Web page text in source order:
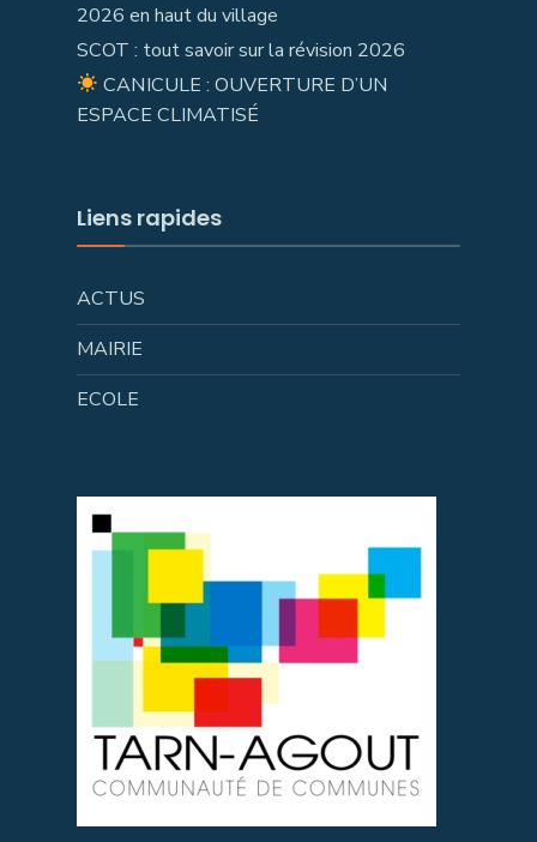
2026 en haut du village
SCOT : tout savoir sur la révision 2026
CANICULE : OUVERTURE D’UN
ESPACE CLIMATISÉ
Liens rapides
ACTUS
MAIRIE
ECOLE